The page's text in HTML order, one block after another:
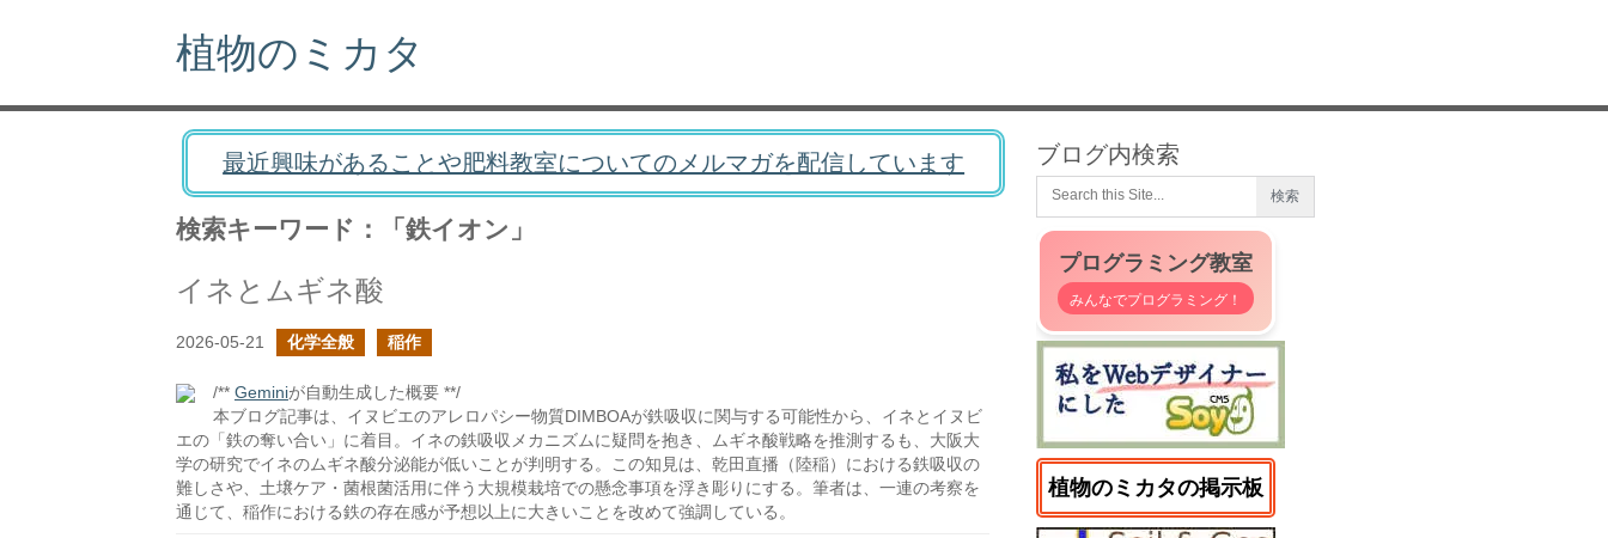
植物のミカタ
最近興味があることや肥料教室についてのメルマガを配信しています
検索キーワード：「鉄イオン」
イネとムギネ酸
2026-05-21 化学全般 稲作
/** Geminiが自動生成した概要 **/
本ブログ記事は、イヌビエのアレロパシー物質DIMBOAが鉄吸収に関与する可能性から、イネとイヌビ
エの「鉄の奪い合い」に着目。イネの鉄吸収メカニズムに疑問を抱き、ムギネ酸戦略を推測するも、大阪大
学の研究でイネのムギネ酸分泌能が低いことが判明する。この知見は、乾田直播（陸稲）における鉄吸収の
難しさや、土壌ケア・菌根菌活用に伴う大規模栽培での懸念事項を浮き彫りにする。筆者は、一連の考察を
通じて、稲作における鉄の存在感が予想以上に大きいことを改めて強調している。
ブログ内検索
プログラミング教室
みんなでプログラミング！
植物のミカタの掲示板